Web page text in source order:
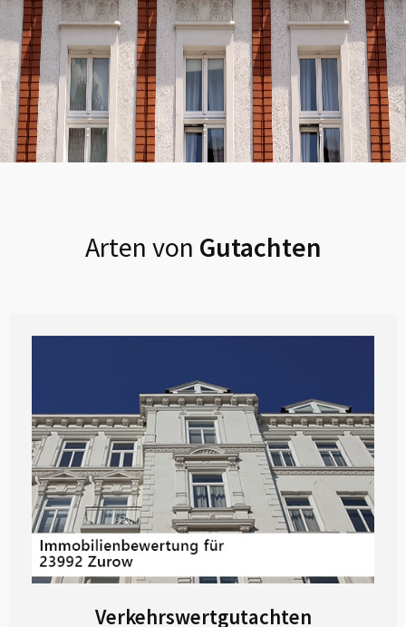
Arten von Gutachten
Verkehrswertgutachten